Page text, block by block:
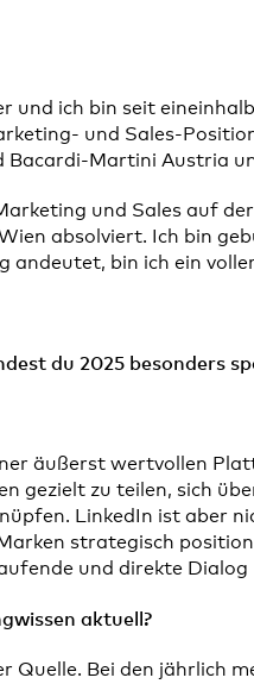
und ich bin seit
und Sales-
Bacardi-Martini Austria
und Sales auf
absolviert. Ich bin
andeutet, bin ich ein
du 2025 besonders
äußerst wertvollen
gezielt zu teilen, sich
LinkedIn ist aber
strategisch
und direkte
aktuell?
Quelle. Bei den jährlich